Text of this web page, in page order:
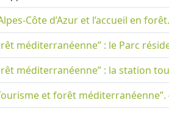
Côte d’Azur et l’accueil en forêt.
méditerranéenne” : le Parc
méditerranéenne” : la station
et forêt méditerranéenne”.